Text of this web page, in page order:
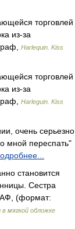
торговлей
из-за
Harlequin. Kiss
торговлей
из-­за
Harleguin. Kiss
очень серьезно
мной переспать"
становится
Сестра
(формат:
мягкой обложке